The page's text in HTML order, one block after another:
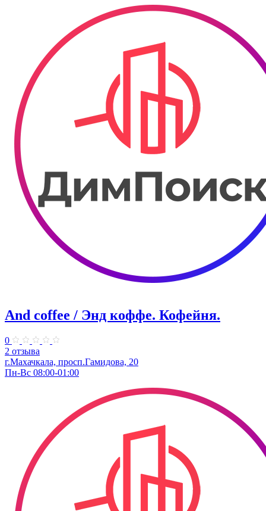
And coffee / Энд коффе. Кофейня.
0
2 отзыва
г.Махачкала, просп.​Гамидова, 20
Пн-Вс 08:00-01:00